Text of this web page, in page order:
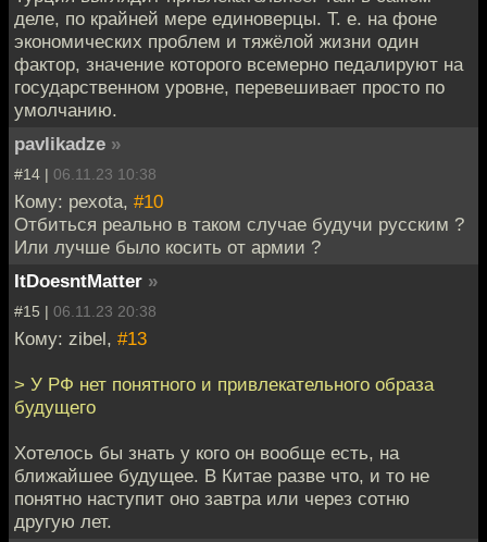
деле, по крайней мере единоверцы. Т. е. на фоне
экономических проблем и тяжёлой жизни один
фактор, значение которого всемерно педалируют на
государственном уровне, перевешивает просто по
умолчанию.
pavlikadze »
#14 | 06.11.23 10:38
Кому: pexota, #10
Отбиться реально в таком случае будучи русским ?
Или лучше было косить от армии ?
ItDoesntMatter »
#15 | 06.11.23 20:38
Кому: zibel, #13
> У РФ нет понятного и привлекательного образа
будущего
Хотелось бы знать у кого он вообще есть, на
ближайшее будущее. В Китае разве что, и то не
понятно наступит оно завтра или через сотню
другую лет.